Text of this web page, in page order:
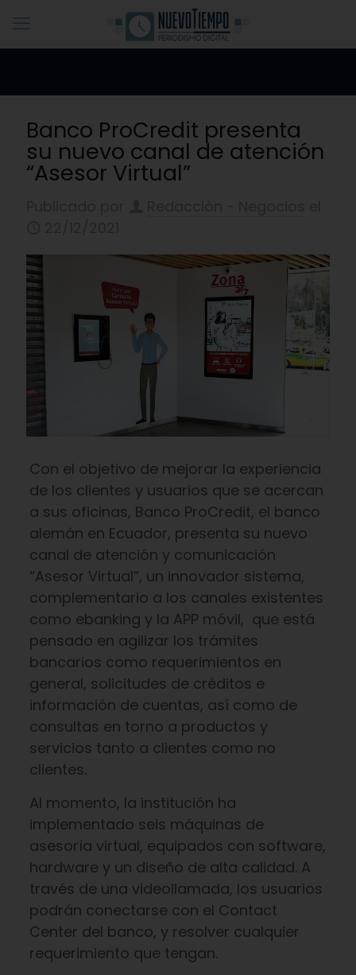
Banco ProCredit presenta
su nuevo canal de atención
“Asesor Virtual”
Con el objetivo de mejorar la experiencia
de los clientes y usuarios que se acercan
a sus oficinas, Banco ProCredit, el banco
alemán en Ecuador, presenta su nuevo
canal de atención y comunicación
“Asesor Virtual”, un innovador sistema,
complementario a los canales existentes
como ebanking y la APP móvil, que está
pensado en agilizar los trámites
bancarios como requerimientos en
general, solicitudes de créditos e
información de cuentas, así como de
consultas en torno a productos y
servicios tanto a clientes como no
clientes.
Al momento, la institución ha
implementado seis máquinas de
asesoría virtual, equipados con software,
hardware y un diseño de alta calidad. A
través de una videollamada, los usuarios
podrán conectarse con el Contact
Center del banco, y resolver cualquier
requerimiento que tengan.